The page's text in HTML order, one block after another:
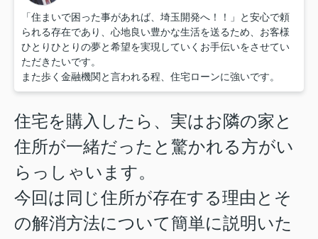
「住まいで困った事があれば、埼玉開発へ！！」と安心で頼
られる存在であり、心地良い豊かな生活を送るため、お客様
ひとりひとりの夢と希望を実現していくお手伝いをさせてい
ただきたいです。
また歩く金融機関と言われる程、住宅ローンに強いです。
住宅を購入したら、実はお隣の家と
住所が一緒だったと驚かれる方がい
らっしゃいます。
今回は同じ住所が存在する理由とそ
の解消方法について簡単に説明いた